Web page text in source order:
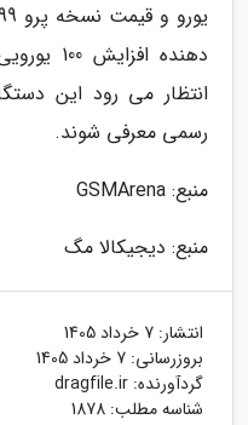
دهنده
انتظار می رود این
رسمی معرفی شوند.
منبع: GSMArena
منبع: دیجیکالا مگ
انتشار: 7 خرداد 1405
بروزرسانی: 7 خرداد 1405
گردآورنده: dragfile.ir
شناسه مطلب: 1878